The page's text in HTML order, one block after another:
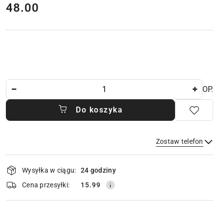
cena:
48.00
OP.
Do koszyka
Zostaw telefon
Wyślij
Dostępność
i
dostawa
Wysyłka w ciągu:
24 godziny
Cena przesyłki:
15.99